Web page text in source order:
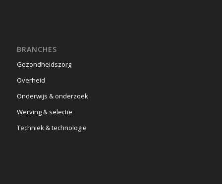
BRANCHES
Gezondheidszorg
Overheid
Onderwijs & onderzoek
Werving & selectie
Techniek & technologie